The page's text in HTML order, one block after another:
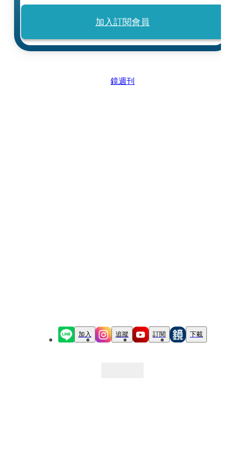
加入訂閱會員
鏡週刊
加入 追蹤 訂閱 下載